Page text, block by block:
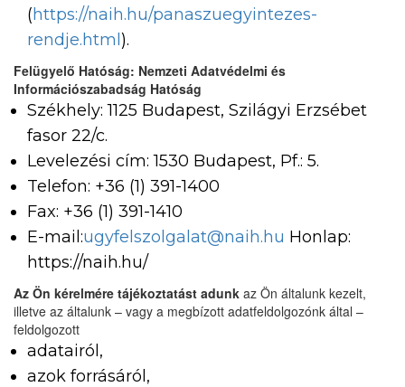
(https://naih.hu/panaszuegyintezes-
rendje.html ).
Felügyelő Hatóság: Nemzeti Adatvédelmi és
Információszabadság Hatóság
Székhely: 1125 Budapest, Szilágyi Erzsébet
fasor 22/c.
Levelezési cím: 1530 Budapest, Pf.: 5.
Telefon: +36 (1) 391-1400
Fax: +36 (1) 391-1410
E-mail:ugyfelszolgalat@naih.hu Honlap:
https://naih.hu/
Az Ön kérelmére tájékoztatást adunk az Ön általunk kezelt,
illetve az általunk – vagy a megbízott adatfeldolgozónk által –
feldolgozott
adatairól,
azok forrásáról,